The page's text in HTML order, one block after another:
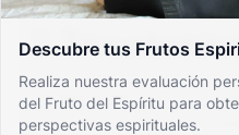
Descubre tus Frutos
Realiza nuestra evaluación
del Fruto del Espíritu para
perspectivas espirituales.
2 Tesalonicenses
2
En seguimiento a su
preocupaciones